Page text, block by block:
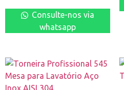
Consulte-nos via
whatsapp